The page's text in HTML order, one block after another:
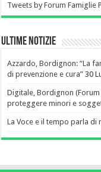
Tweets by Forum Famiglie
Ultime notizie
Azzardo, Bordignon: “La
di prevenzione e cura” 30
Digitale, Bordignon
proteggere minori e
La Voce e il tempo parla di